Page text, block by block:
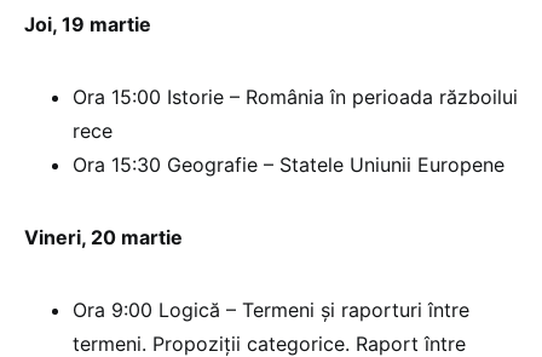
Joi, 19 martie
Ora 15:00 Istorie – România în perioada războilui
rece
Ora 15:30 Geografie – Statele Uniunii Europene
Vineri, 20 martie
Ora 9:00 Logică – Termeni şi raporturi între
termeni. Propoziţii categorice. Raport între